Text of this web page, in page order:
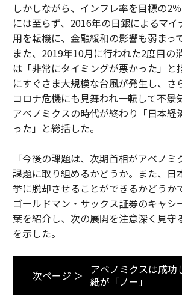
しかしながら、インフレ率を目標の2
には至らず、2016年の日銀によるマ
用を転機に、金融緩和の影響も弱まっ
また、2019年10月に行われた2度目の
は「非常にタイミングが悪かった」と
にすぐさま大規模な台風が発生し、さ
コロナ危機にも見舞われ一転して不景
アベノミクスの時代が終わり「日本経
った」と総括した。
「今後の課題は、次期首相がアベノ
課題に取り組めるかどうか。また、日
挙に脱却させることができるかどうか
ゴールドマン・サックス証券のキャシ
葉を紹介し、次の展開を注意深く見守
を示した。
次ページ ＞
アベノミクスは成功
紙が「ノー」